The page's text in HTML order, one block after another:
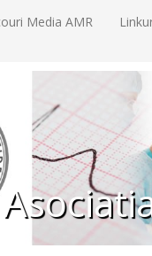
Media AMR